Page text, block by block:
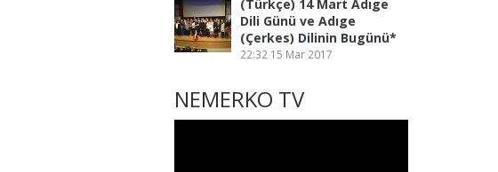
(Türkçe) 14 Mart Adıge
Dili Günü ve Adıge
(Çerkes) Dilinin Bugünü*
22:32 15 Mar 2017
NEMERKO TV